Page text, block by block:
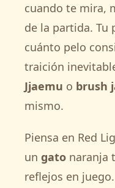
cuando te mira,
de la partida. Tu
cuánto pelo
traición
Jjaemu o brush
mismo.
Piensa en Red
un gato naranja
reflejos en